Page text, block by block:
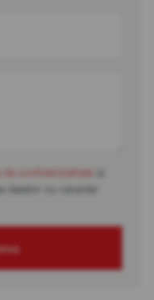
de confidențialitate
datelor cu caracter